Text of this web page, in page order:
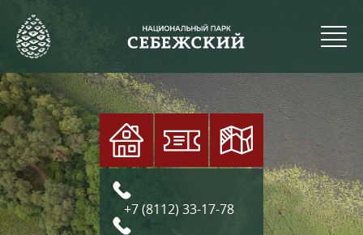
+7 (8112) 33-17-78